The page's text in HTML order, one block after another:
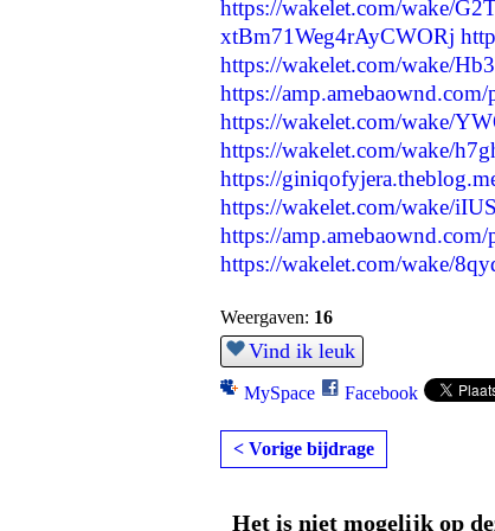
https://wakelet.com/wake/
xtBm71Weg4rAyCWORj
https://wakelet.com/wake/
https://
https://wakelet.com/wake/
https://wakelet.com/wake/
https://
https://wakelet.com/wake/
https://
https://wakelet.com/wake/
Weergaven: 16
Vind ik leuk
MySpace Facebook
< Vorige bijdrage
Het is niet mogelijk op